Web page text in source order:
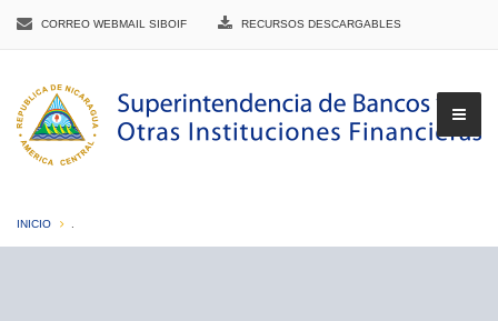
CORREO WEBMAIL SIBOIF RECURSOS DESCARGABLES
INICIO